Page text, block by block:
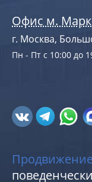
Офис м.
г. Москва,
Пн - Пт с 10:00 до